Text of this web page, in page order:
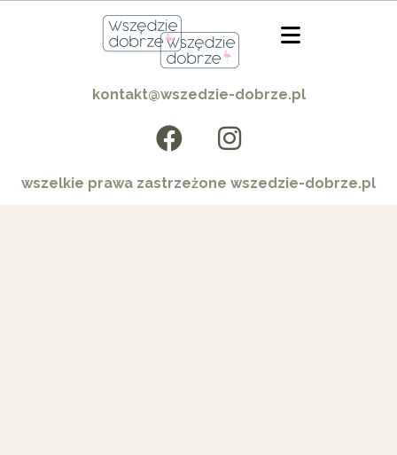
kontakt@wszedzie-dobrze.pl
wszelkie prawa zastrzeżone wszedzie-dobrze.pl